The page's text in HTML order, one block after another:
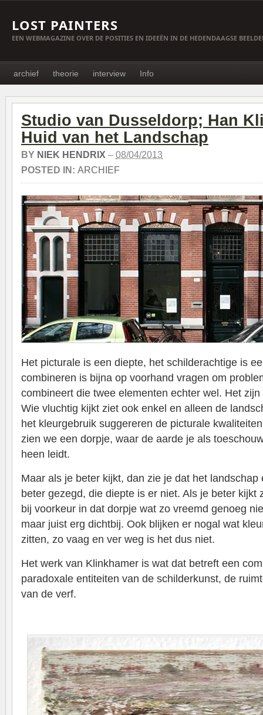
LOST PAINTERS
EEN WEBMAGAZINE OVER DE POSITIES EN IDEEËN IN DE HEDENDAAGSE
archief theorie interview Info
Studio van Dusseldorp; Han
Huid van het Landschap
BY NIEK HENDRIX – 08/04/2013
POSTED IN: ARCHIEF
Het picturale is een diepte, het schilderachtige is
combineren is bijna op voorhand vragen om
combineert die twee elementen echter wel. Het
Wie vluchtig kijkt ziet ook enkel en alleen de
het kleurgebruik suggereren de picturale
zien we een dorpje, waar de aarde je als
heen leidt.
Maar als je beter kijkt, dan zie je dat het landschap
beter gezegd, die diepte is er niet. Als je beter kijkt
bij voorkeur in dat dorpje wat zo vreemd genoeg
maar juist erg dichtbij. Ook blijken er nogal wat
zitten, zo vaag en ver weg is het dus niet.
Het werk van Klinkhamer is wat dat betreft een
paradoxale entiteiten van de schilderkunst, de
van de verf.